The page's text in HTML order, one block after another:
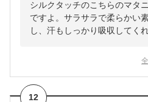
シルクタッチのこちらのマタ
ですよ。サラサラで柔らかい
し、汗もしっかり吸収してく
12